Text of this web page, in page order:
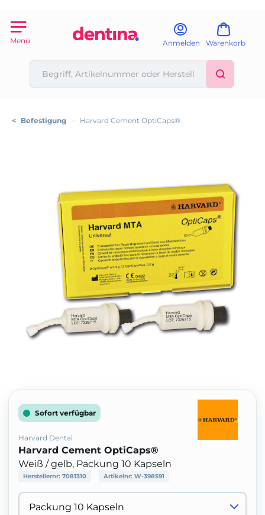
Menü Anmelden Warenkorb
< Befestigung > Harvard Cement OptiCaps®
Sofort verfügbar
Harvard Dental
Harvard Cement OptiCaps®
Weiß / gelb, Packung 10 Kapseln
Herstellernr: 7081310 Artikelnr: W-398591